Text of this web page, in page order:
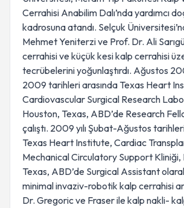
Cerrahisi Anabilim Dalı’nda yardımcı
kadrosuna atandı. Selçuk
Mehmet Yeniterzi ve Prof. Dr. Ali
cerrahisi ve küçük kesi kalp cerrahisi
tecrübelerini yoğunlaştırdı. Ağustos
2009 tarihleri arasında Texas Heart
Cardiovascular Surgical Research
Houston, Texas, ABD’de Research
çalıştı. 2009 yılı Şubat-Ağustos
Texas Heart Institute, Cardiac
Mechanical Circulatory Support Kliniği,
Texas, ABD’de Surgical Assistant
minimal invaziv-robotik kalp cerrahisi
Dr. Gregoric ve Fraser ile kalp nakli-